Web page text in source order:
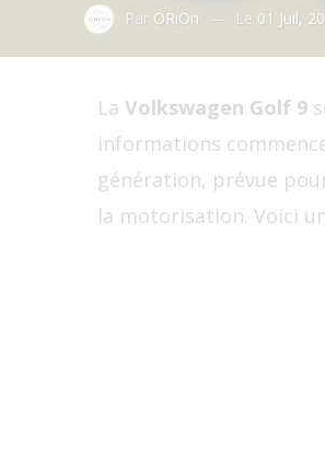
Par ORiOn — Le 01 Juil,
La Volkswagen Golf 9
informations
génération, prévue
la motorisation. Voici